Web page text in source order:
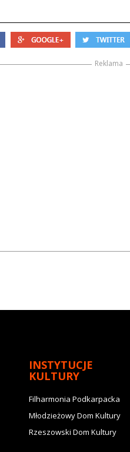
Reklama
INSTYTUCJE
KULTURY
Filharmonia Podkarpacka
Młodzieżowy Dom Kultury
Rzeszowski Dom Kultury